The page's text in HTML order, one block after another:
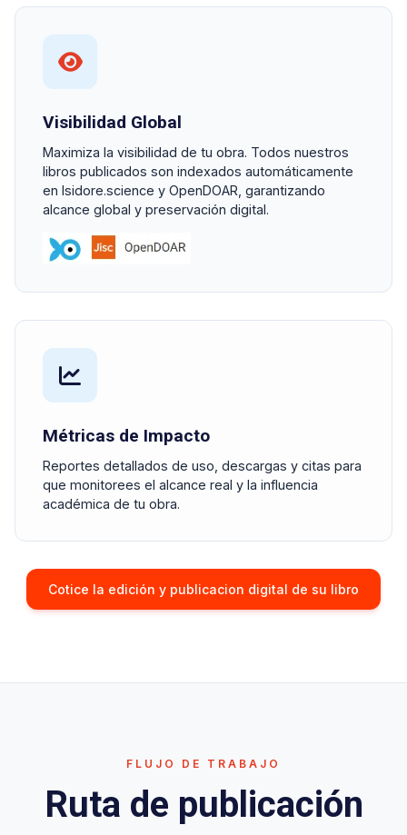
Visibilidad Global
Maximiza la visibilidad de tu obra. Todos nuestros
libros publicados son indexados automáticamente
en Isidore.science y OpenDOAR, garantizando
alcance global y preservación digital.
Métricas de Impacto
Reportes detallados de uso, descargas y citas para
que monitorees el alcance real y la influencia
académica de tu obra.
Cotice la edición y publicacion digital de su libro
FLUJO DE TRABAJO
Ruta de publicación